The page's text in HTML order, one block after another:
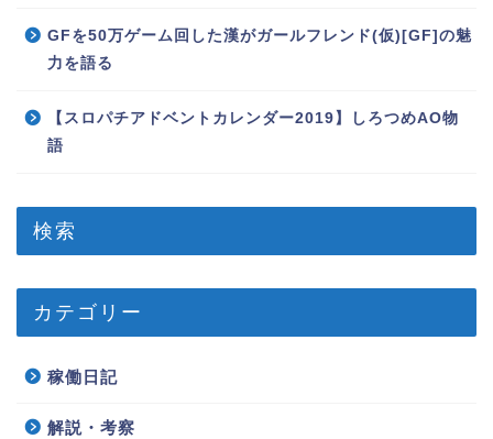
GFを50万ゲーム回した漢がガールフレンド(仮)[GF]の魅
力を語る
【スロパチアドベントカレンダー2019】しろつめAO物
語
検索
カテゴリー
稼働日記
解説・考察